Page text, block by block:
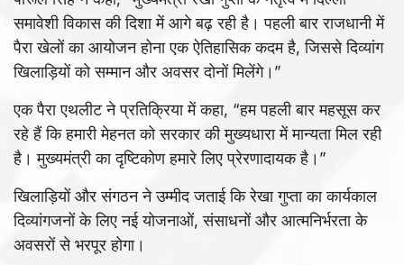
समावेशी विकास की दिशा में आगे बढ़ रही है। पहली बार राजधानी में
पैरा खेलों का आयोजन होना एक ऐतिहासिक कदम है, जिससे दिव्यांग
खिलाड़ियों को सम्मान और अवसर दोनों मिलेंगे।”
एक पैरा एथलीट ने प्रतिक्रिया में कहा, “हम पहली बार महसूस कर
रहे हैं कि हमारी मेहनत को सरकार की मुख्यधारा में मान्यता मिल रही
है। मुख्यमंत्री का दृष्टिकोण हमारे लिए प्रेरणादायक है।”
खिलाड़ियों और संगठन ने उम्मीद जताई कि रेखा गुप्ता का कार्यकाल
दिव्यांगजनों के लिए नई योजनाओं, संसाधनों और आत्मनिर्भरता के
अवसरों से भरपूर होगा।